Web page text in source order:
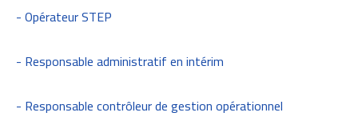
- Opérateur STEP
- Responsable administratif en intérim
- Responsable contrôleur de gestion opérationnel